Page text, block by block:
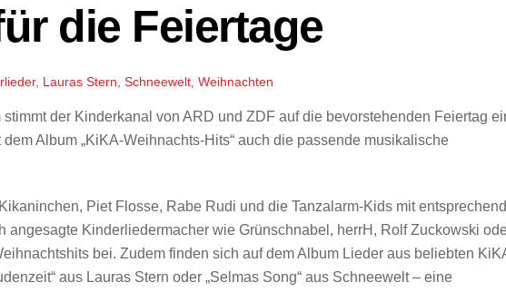
die Feiertage
, Lauras Stern Schneewelt, Weihnachten
der Kinderkanal von ARD und ZDF auf die bevorstehenden Feiertag
Album „KiKA-Weihnachts-Hits“ auch die passende musikalische
Piet Flosse, Rabe Rudi und die Tanzalarm-Kids mit
angesagte Kinderliedermacher wie Grünschnabel, herrH, Rolf Zuckowski
bei. Zudem finden sich auf dem Album Lieder aus beliebten
aus Lauras Stern oder „Selmas Song“ aus Schneewelt – eine